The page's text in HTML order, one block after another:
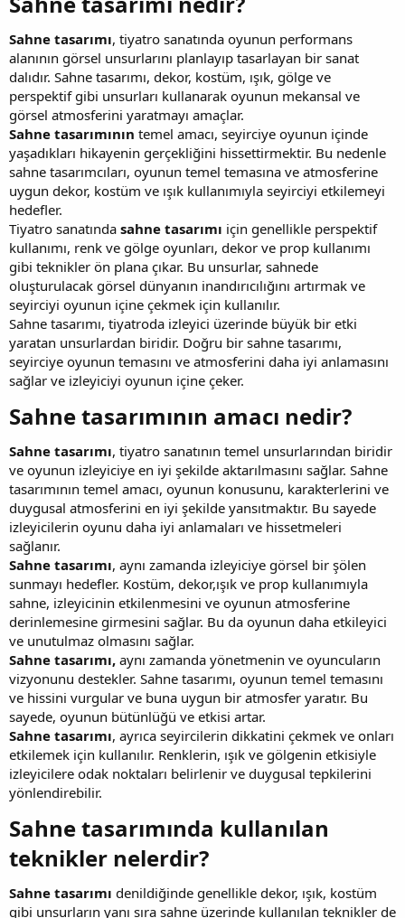
Sahne tasarımı, tiyatro sanatında oyunun performans
alanının görsel unsurlarını planlayıp tasarlayan bir sanat
dalıdır. Sahne tasarımı, dekor, kostüm, ışık, gölge ve
perspektif gibi unsurları kullanarak oyunun mekansal ve
görsel atmosferini yaratmayı amaçlar.
Sahne tasarımının temel amacı, seyirciye oyunun içinde
yaşadıkları hikayenin gerçekliğini hissettirmektir. Bu nedenle
sahne tasarımcıları, oyunun temel temasına ve atmosferine
uygun dekor, kostüm ve ışık kullanımıyla seyirciyi etkilemeyi
hedefler.
Tiyatro sanatında sahne tasarımı için genellikle perspektif
kullanımı, renk ve gölge oyunları, dekor ve prop kullanımı
gibi teknikler ön plana çıkar. Bu unsurlar, sahnede
oluşturulacak görsel dünyanın inandırıcılığını artırmak ve
seyirciyi oyunun içine çekmek için kullanılır.
Sahne tasarımı, tiyatroda izleyici üzerinde büyük bir etki
yaratan unsurlardan biridir. Doğru bir sahne tasarımı,
seyirciye oyunun temasını ve atmosferini daha iyi anlamasını
sağlar ve izleyiciyi oyunun içine çeker.
Sahne tasarımının amacı nedir?​
Sahne tasarımı, tiyatro sanatının temel unsurlarından biridir
ve oyunun izleyiciye en iyi şekilde aktarılmasını sağlar. Sahne
tasarımının temel amacı, oyunun konusunu, karakterlerini ve
duygusal atmosferini en iyi şekilde yansıtmaktır. Bu sayede
izleyicilerin oyunu daha iyi anlamaları ve hissetmeleri
sağlanır.
Sahne tasarımı, aynı zamanda izleyiciye görsel bir şölen
sunmayı hedefler. Kostüm, dekor,ışık ve prop kullanımıyla
sahne, izleyicinin etkilenmesini ve oyunun atmosferine
derinlemesine girmesini sağlar. Bu da oyunun daha etkileyici
ve unutulmaz olmasını sağlar.
Sahne tasarımı, aynı zamanda yönetmenin ve oyuncuların
vizyonunu destekler. Sahne tasarımı, oyunun temel temasını
ve hissini vurgular ve buna uygun bir atmosfer yaratır. Bu
sayede, oyunun bütünlüğü ve etkisi artar.
Sahne tasarımı, ayrıca seyircilerin dikkatini çekmek ve onları
etkilemek için kullanılır. Renklerin, ışık ve gölgenin etkisiyle
izleyicilere odak noktaları belirlenir ve duygusal tepkilerini
yönlendirebilir.
Sahne tasarımında kullanılan
teknikler nelerdir?​
Sahne tasarımı denildiğinde genellikle dekor, ışık, kostüm
gibi unsurların yanı sıra sahne üzerinde kullanılan teknikler de